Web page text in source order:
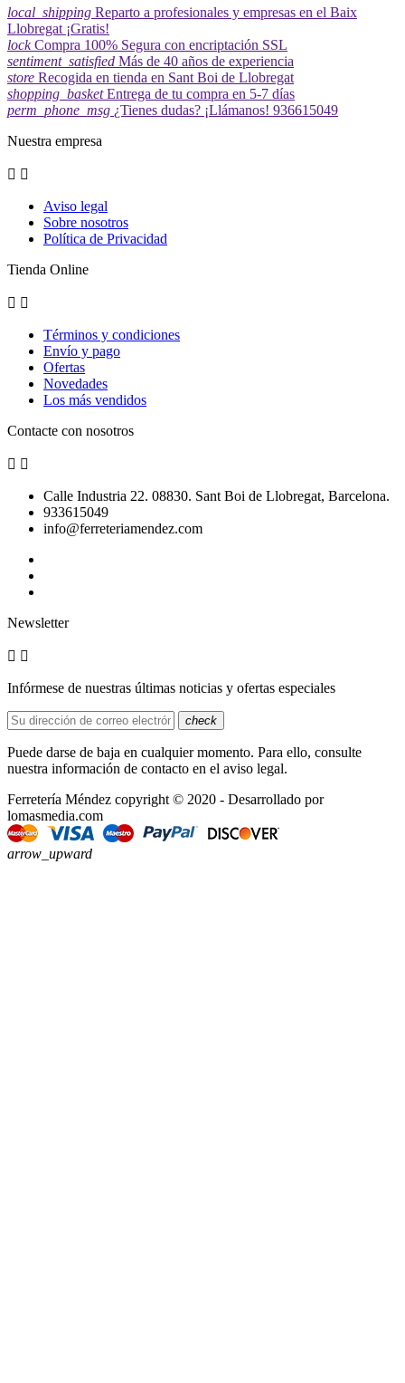
local_shipping Reparto a profesionales y empresas en el Baix
Llobregat ¡Gratis!
lock Compra 100% Segura con encriptación SSL
sentiment_satisfied Más de 40 años de experiencia
store Recogida en tienda en Sant Boi de Llobregat
shopping_basket Entrega de tu compra en 5-7 días
perm_phone_msg ¿Tienes dudas? ¡Llámanos! 936615049
Nuestra empresa
 
Aviso legal
Sobre nosotros
Política de Privacidad
Tienda Online
 
Términos y condiciones
Envío y pago
Ofertas
Novedades
Los más vendidos
Contacte con nosotros
 
Calle Industria 22. 08830. Sant Boi de Llobregat, Barcelona.
933615049
info@ferreteriamendez.com
Newsletter
 
Infórmese de nuestras últimas noticias y ofertas especiales
check
Puede darse de baja en cualquier momento. Para ello, consulte
nuestra información de contacto en el aviso legal.
Ferretería Méndez copyright © 2020 - Desarrollado por
lomasmedia.com
arrow_upward